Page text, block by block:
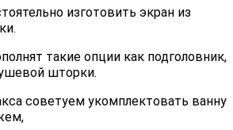
изготовить экран из
такие опции как подголовник,
шторки.
советуем укомплектовать ванну